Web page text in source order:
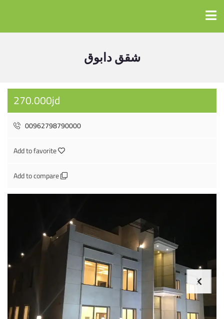
شقق دابوق
270.000jd
00962798790000
Add to favorite
Add to compare